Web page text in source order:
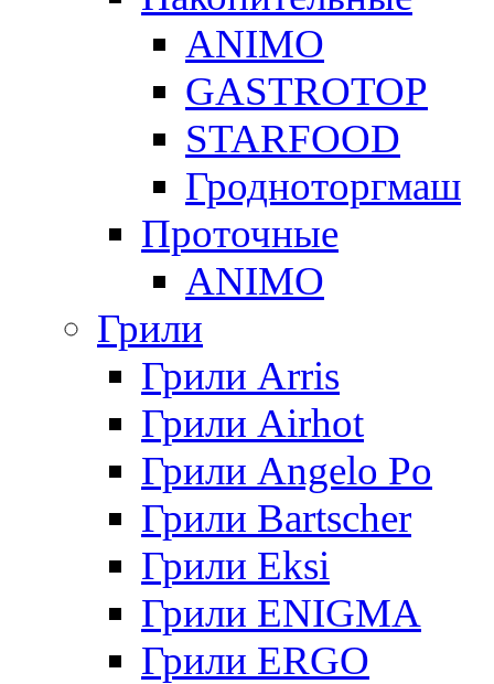
ANIMO
GASTROTOP
STARFOOD
Гродноторгмаш
Проточные
ANIMO
Грили
Грили Arris
Грили Airhot
Грили Angelo Po
Грили Bartscher
Грили Eksi
Грили ENIGMA
Грили ERGO